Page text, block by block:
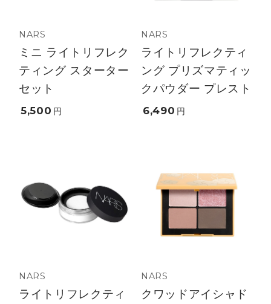
NARS
ミニ ライトリフレク
ティング スターター
セット
5,500 円
NARS
ライトリフレクティ
ング プリズマティッ
クパウダー プレスト
6,490 円
NARS
ライトリフレクティ
NARS
クワッドアイシャド